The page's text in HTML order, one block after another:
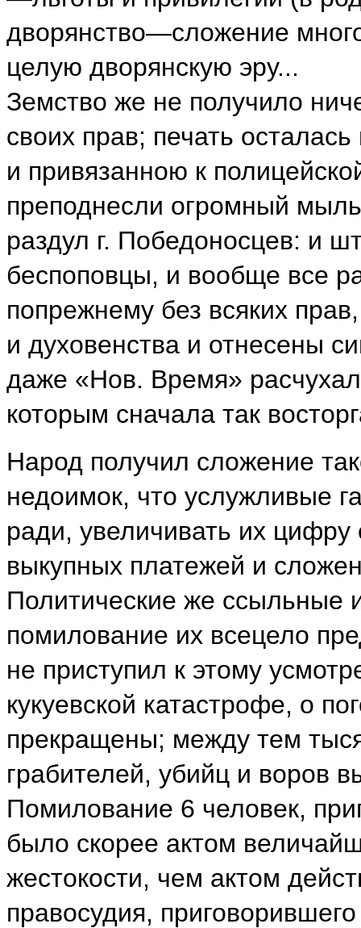
дворянство—сложение
целую дворянскую эру...
Земство же не получило
своих прав; печать
и привязанною к
преподнесли огромный
раздул г. Победоносцев: и
беспоповцы, и вообще все
попрежнему без всяких
и духовенства и отнесены
даже «Нов. Время»
которым сначала так
Народ получил сложение
недоимок, что услужливые
ради, увеличивать их
выкупных платежей и
Политические же ссыльные
помилование их всецело
не приступил к этому
кукуевской катастрофе, о
прекращены; между тем
грабителей, убийц и воров
Помилование 6 человек,
было скорее актом
жестокости, чем актом
правосудия,